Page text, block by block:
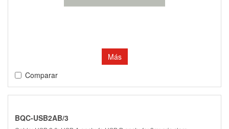
Más
Comparar
BQC-USB2AB/3